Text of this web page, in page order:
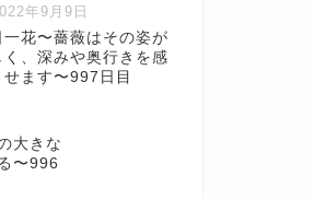
年9月9日
一花〜薔薇はその姿が
く、深みや奥行きを感
せます〜997日目
大きな
〜996